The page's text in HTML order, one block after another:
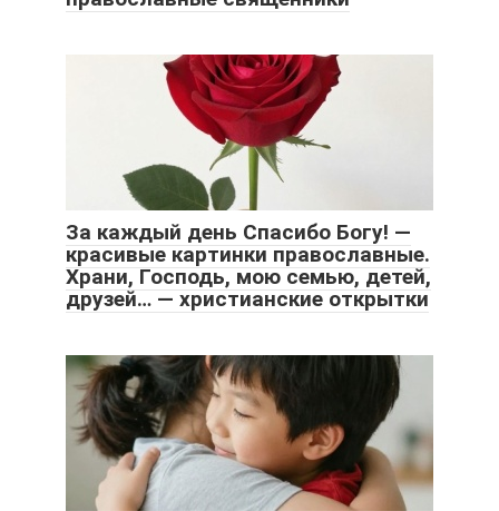
За каждый день Спасибо Богу! —
красивые картинки православные.
Храни, Господь, мою семью, детей,
друзей… — христианские открытки